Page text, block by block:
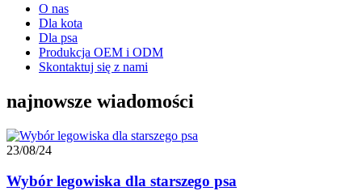
O nas
Dla kota
Dla psa
Produkcja OEM i ODM
Skontaktuj się z nami
najnowsze wiadomości
23/08/24
Wybór legowiska dla starszego psa